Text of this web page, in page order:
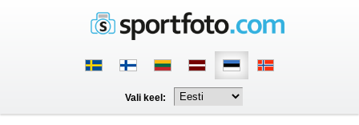
Vali keel: